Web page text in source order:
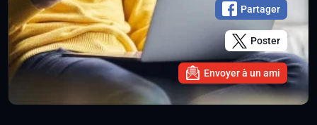
Partager
Poster
Envoyer à un ami